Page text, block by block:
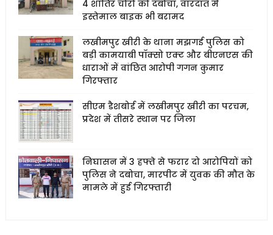
4 शातिर चोरों को दबोचा, वारदात में
इस्तेमाल बाइक भी बरामद
लखीमपुर खीरी के थाना मझगई पुलिस को
बड़ी कामयाबी पॉक्सो एक्ट और बीएनएस की
धाराओं में वांछित आरोपी गगन कुमार
गिरफ्तार
सीएम डैशबोर्ड में लखीमपुर खीरी का परचम,
प्रदेश में तीसरे स्थान पर जिला
निघासन में 3 हफ्ते से फरार दो आरोपियों को
पुलिस ने दबोचा, मारपीट में युवक की मौत के
मामले में हुई गिरफ्तारी